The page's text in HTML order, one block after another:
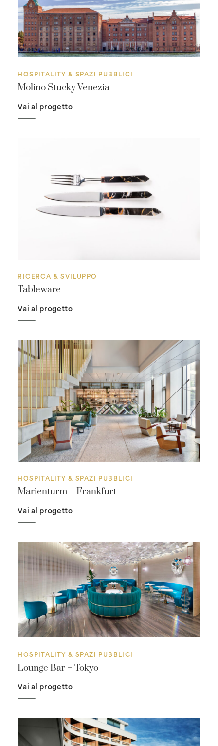
HOSPITALITY & SPAZI PUBBLICI
Molino Stucky Venezia
Vai al progetto
RICERCA & SVILUPPO
Tableware
Vai al progetto
HOSPITALITY & SPAZI PUBBLICI
Marienturm – Frankfurt
Vai al progetto
HOSPITALITY & SPAZI PUBBLICI
Lounge Bar – Tokyo
Vai al progetto